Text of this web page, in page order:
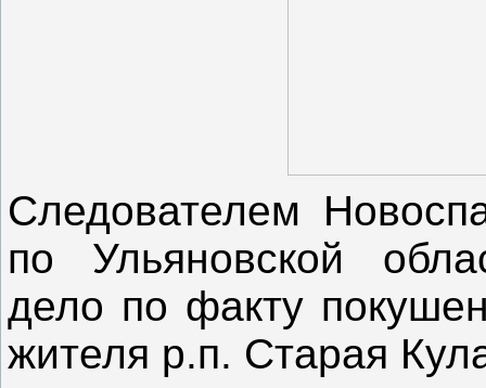
Следователем
по Ульяновской
дело по факту
жителя р.п. Старая